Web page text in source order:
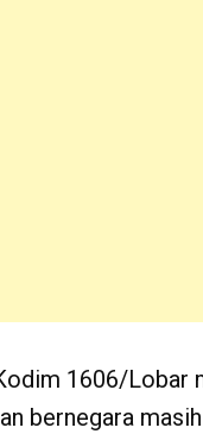
1606/Lobar
bernegara